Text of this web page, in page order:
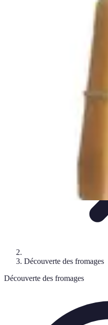
découverte
Découverte des fromages
Découverte des fromages